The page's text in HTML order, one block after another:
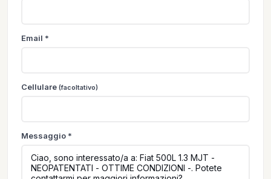
Email *
Cellulare (facoltativo)
Messaggio *